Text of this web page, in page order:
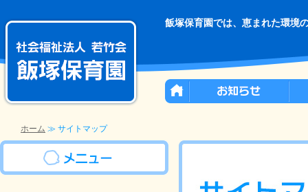
飯塚保育園では、恵まれた環境
ホーム ≫ サイトマップ